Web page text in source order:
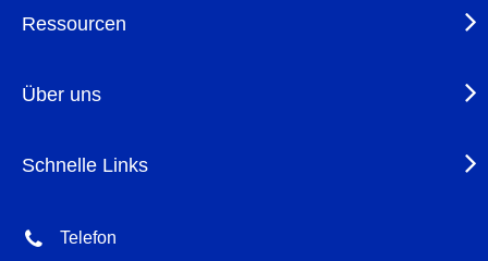
Ressourcen
Über uns
Schnelle Links
Telefon